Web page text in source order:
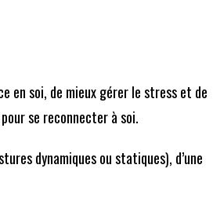
en soi, de mieux gérer le stress et de
se reconnecter à soi.
dynamiques ou statiques), d’une